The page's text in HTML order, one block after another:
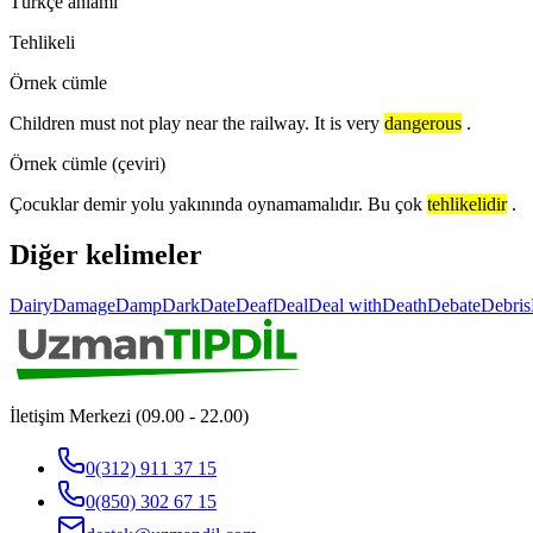
Tehlikeli
Örnek cümle
Children must not play near the railway. It is very dangerous .
Örnek cümle (çeviri)
Çocuklar demir yolu yakınında oynamamalıdır. Bu çok tehlikelidir .
Diğer kelimeler
DairyDamageDampDarkDateDeafDealDeal withDeathDebateDebris
İletişim Merkezi (09.00 - 22.00)
0(312) 911 37 15
0(850) 302 67 15